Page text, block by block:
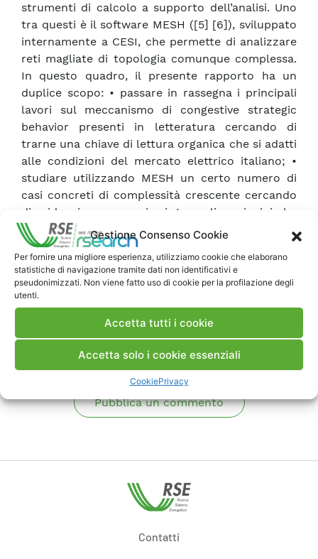
Gestione Consenso Cookie
Per fornire una migliore esperienza, utilizziamo cookie che elaborano
statistiche di navigazione tramite dati non identificativi e
pseudonimizzati. Non viene fatto uso di cookie per la profilazione degli
utenti.
Accetta tutti i cookie
Accetta solo i cookie essenziali
CookiePrivacy
strumenti di calcolo a supporto dell’analisi. Uno
tra questi è il software MESH ([5] [6]), sviluppato
internamente a CESI, che permette di analizzare
reti magliate di topologia comunque complessa.
In questo quadro, il presente rapporto ha un
duplice scopo: • passare in rassegna i principali
lavori sul meccanismo di congestive strategic
behavior presenti in letteratura cercando di
trarne una chiave di lettura organica che si adatti
alle condizioni del mercato elettrico italiano; •
studiare utilizzando MESH un certo numero di
casi concreti di complessità crescente cercando
di evidenziare meccanismi generali e principi che
stanno alla base del congestive strategic
behavior.
Pubblica un commento
Contatti